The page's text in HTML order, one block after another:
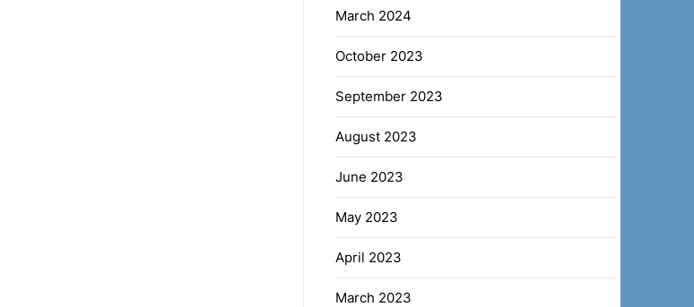
March 2024
October 2023
September 2023
August 2023
June 2023
May 2023
April 2023
March 2023